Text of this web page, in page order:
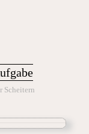
Scheitern